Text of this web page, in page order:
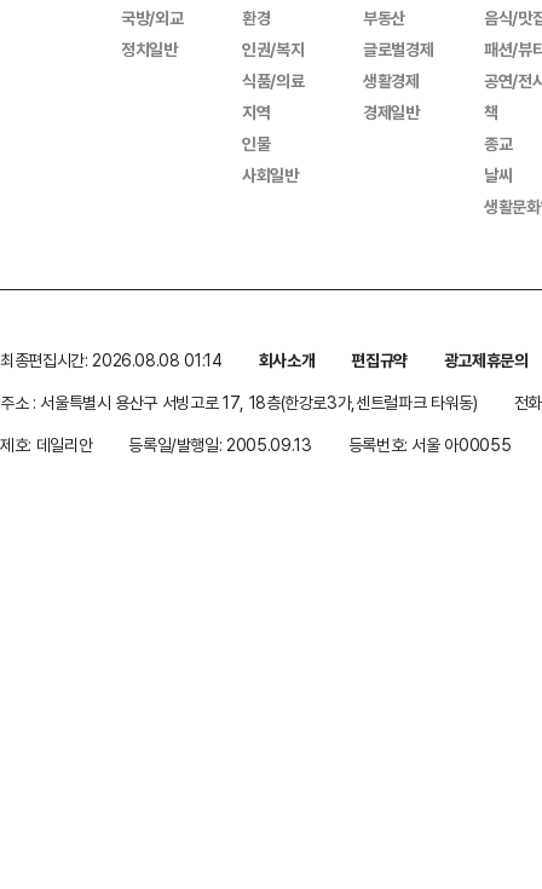
국방/외교
정치일반
환경
인권/복지
식품/의료
지역
인물
사회일반
부동산
글로벌경제
생활경제
경제일반
음식/맛
패션/뷰
공연/전
책
종교
날씨
생활문
최종편집시간: 2026.08.08 01:14 회사소개 편집규약
광고제휴문의
주소 : 서울특별시 용산구 서빙고로 17, 18층(한강로3가,센트럴파크 타워동)
전
제호: 데일리안
등록일/발행일: 2005.09.13 등록번호: 서울 아00055